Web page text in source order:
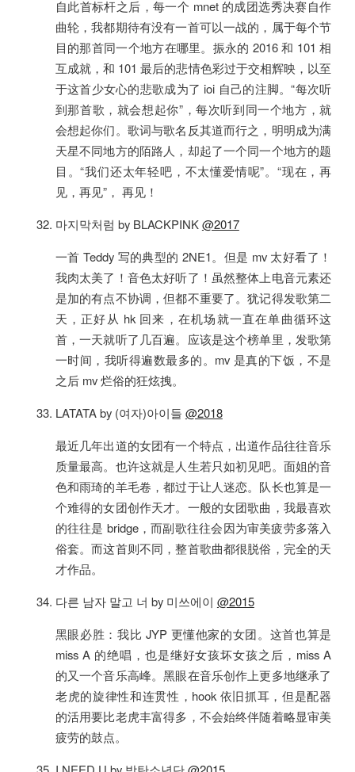
自此首标杆之后，每一个 mnet 的成团选秀决赛自作
曲轮，我都期待有没有一首可以一战的，属于每个节
目的那首同一个地方在哪里。振永的 2016 和 101 相
互成就，和 101 最后的悲情色彩过于交相辉映，以至
于这首少女心的悲歌成为了 ioi 自己的注脚。“每次听
到那首歌，就会想起你”，每次听到同一个地方，就
会想起你们。歌词与歌名反其道而行之，明明成为满
天星不同地方的陌路人，却起了一个同一个地方的题
目。“我们还太年轻吧，不太懂爱情呢”。“现在，再
见，再见”， 再见！
마지막처럼 by BLACKPINK@2017
一首 Teddy 写的典型的 2NE1。但是 mv 太好看了！
我肉太美了！音色太好听了！虽然整体上电音元素还
是加的有点不协调，但都不重要了。犹记得发歌第二
天，正好从 hk 回来，在机场就一直在单曲循环这
首，一天就听了几百遍。应该是这个榜单里，发歌第
一时间，我听得遍数最多的。mv 是真的下饭，不是
之后 mv 烂俗的狂炫拽。
LATATA by (여자)아이들 @2018
最近几年出道的女团有一个特点，出道作品往往音乐
质量最高。也许这就是人生若只如初见吧。面姐的音
色和雨琦的羊毛卷，都过于让人迷恋。队长也算是一
个难得的女团创作天才。一般的女团歌曲，我最喜欢
的往往是 bridge，而副歌往往会因为审美疲劳多落入
俗套。而这首则不同，整首歌曲都很脱俗，完全的天
才作品。
다른 남자 말고 너 by 미쓰에이 @2015
黑眼必胜：我比 JYP 更懂他家的女团。这首也算是
miss A 的绝唱，也是继好女孩坏女孩之后，miss A
的又一个音乐高峰。黑眼在音乐创作上更多地继承了
老虎的旋律性和连贯性，hook 依旧抓耳，但是配器
的活用要比老虎丰富得多，不会始终伴随着略显审美
疲劳的鼓点。